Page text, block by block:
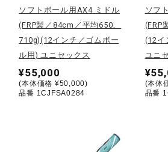
野球
ゴルフ
スイム
バレーボール
ソフトボール用AX4 ミドル
(FRP製／84cm／平均650、
710g)(12インチ／ゴムボー
ル用) ユニセックス
¥55,000
(本体価格 ¥50,000)
品番 1CJFSA0284
ソフ
(FRP
(12イ
ユニ
(本体
品番